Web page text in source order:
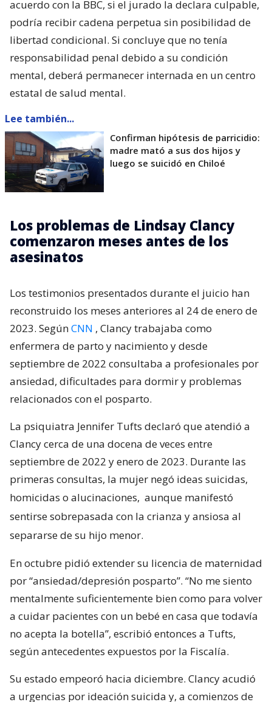
acuerdo con la BBC, si el jurado la declara culpable,
podría recibir cadena perpetua sin posibilidad de
libertad condicional. Si concluye que no tenía
responsabilidad penal debido a su condición
mental, deberá permanecer internada en un centro
estatal de salud mental.
Lee también...
Confirman hipótesis de parricidio:
madre mató a sus dos hijos y
luego se suicidó en Chiloé
Los problemas de Lindsay Clancy
comenzaron meses antes de los
asesinatos
Los testimonios presentados durante el juicio han
reconstruido los meses anteriores al 24 de enero de
2023. SegúnCNN , Clancy trabajaba como
enfermera de parto y nacimiento y desde
septiembre de 2022 consultaba a profesionales por
ansiedad, dificultades para dormir y problemas
relacionados con el posparto.
La psiquiatra Jennifer Tufts declaró que atendió a
Clancy cerca de una docena de veces entre
septiembre de 2022 y enero de 2023. Durante las
primeras consultas, la mujer negó ideas suicidas,
homicidas o alucinaciones, aunque manifestó
sentirse sobrepasada con la crianza y ansiosa al
separarse de su hijo menor.
En octubre pidió extender su licencia de maternidad
por “ansiedad/depresión posparto”. “No me siento
mentalmente suficientemente bien como para volver
a cuidar pacientes con un bebé en casa que todavía
no acepta la botella”, escribió entonces a Tufts,
según antecedentes expuestos por la Fiscalía.
Su estado empeoró hacia diciembre. Clancy acudió
a urgencias por ideación suicida y, a comienzos de